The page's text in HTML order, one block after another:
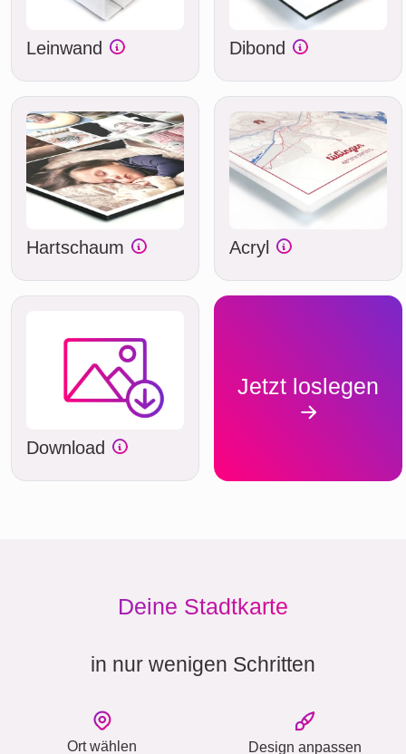
Leinwand Dibond
Hartschaum Acryl
Download
Jetzt loslegen
Deine Stadtkarte
in nur wenigen Schritten
Ort wählen Design anpassen